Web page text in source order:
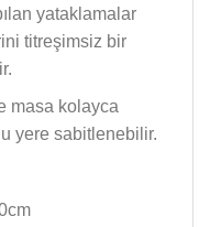
yataklamalar
titreşimsiz bir
masa kolayca
yere sabitlenebilir.